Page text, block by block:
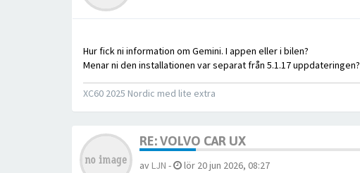
Hur fick ni information om Gemini. I appen eller i bilen?
Menar ni den installationen var separat från 5.1.17 uppdateringen?
XC60 2025 Nordic med lite extra
RE: VOLVO CAR UX
av LJN - lör 20 jun 2026, 08:27